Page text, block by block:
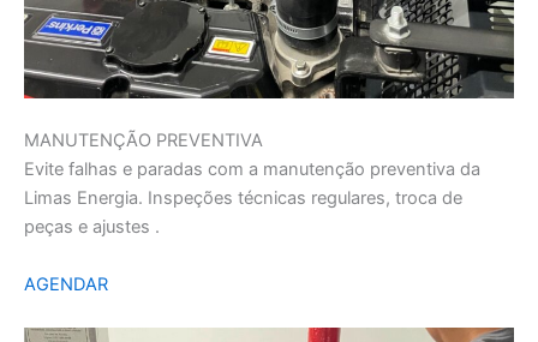
MANUTENÇÃO PREVENTIVA
Evite falhas e paradas com a manutenção preventiva da
Limas Energia. Inspeções técnicas regulares, troca de
peças e ajustes .
AGENDAR